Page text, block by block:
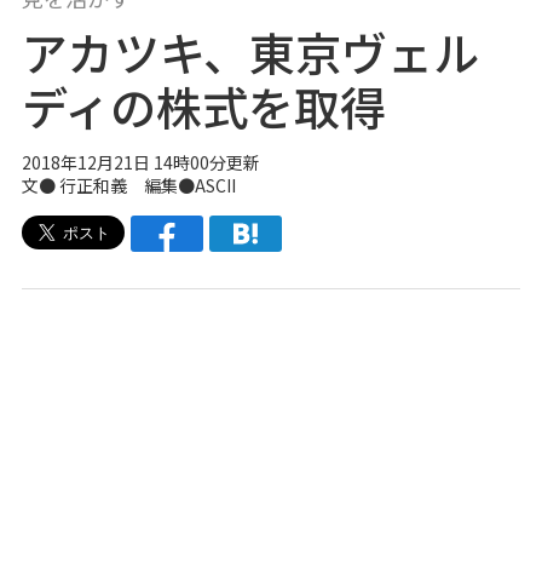
アカツキ、東京ヴェル
ディの株式を取得
2018年12月21日 14時00分更新
文● 行正和義 編集●ASCII